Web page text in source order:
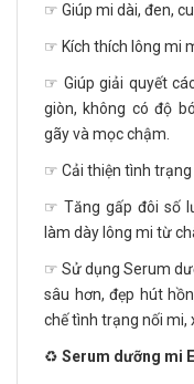
☞ Giúp mi dài, đen,
☞ Kích thích lông mi
☞ Giúp giải quyết
giòn, không có độ
gãy và mọc chậm.
☞ Cải thiện tình
☞ Tăng gấp đôi số
làm dày lông mi từ
☞ Sử dụng Serum
sâu hơn, đẹp hút
chế tình trạng nối mi,
♻️ Serum dưỡng mi